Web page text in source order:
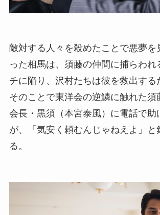
敵対する人々を殺めたことで悪夢を
った相馬は、須藤の仲間に捕らわれ
チに陥り、沢村たちは彼を救出する
そのことで東洋会の逆鱗に触れた須
会長・黒須（本宮泰風）に電話で助
が、「気安く頼むんじゃねえよ」と
る。